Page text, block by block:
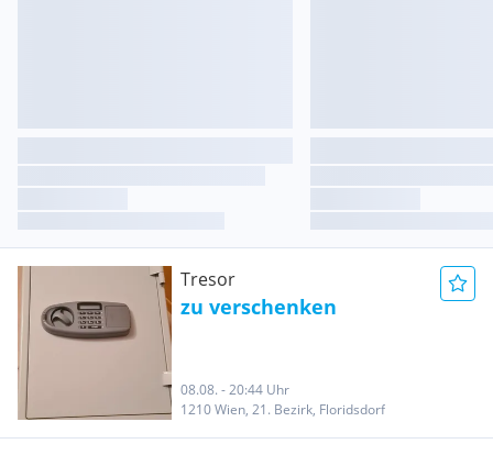
Tresor
zu verschenken
08.08. - 20:44 Uhr
1210 Wien, 21. Bezirk, Floridsdorf